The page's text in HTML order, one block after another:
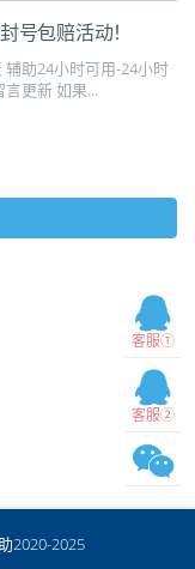
客服①
客服②
号包赔活动！
助24小时可用-24小时
更新 如果...
2020-2025